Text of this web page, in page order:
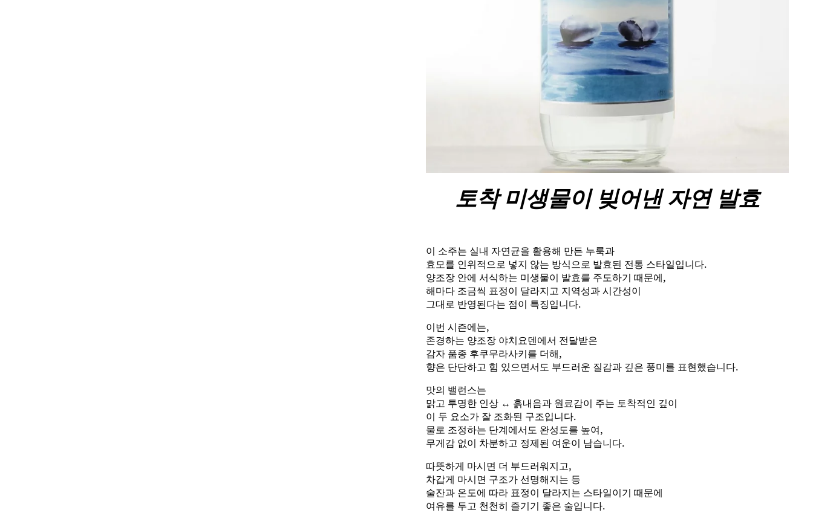
토착 미생물이 빚어낸 자연 발효
이 소주는 실내 자연균을 활용해 만든 누룩과
효모를 인위적으로 넣지 않는 방식으로 발효된 전통 스타일입니다.
양조장 안에 서식하는 미생물이 발효를 주도하기 때문에,
해마다 조금씩 표정이 달라지고 지역성과 시간성이
그대로 반영된다는 점이 특징입니다.
이번 시즌에는,
존경하는 양조장 야치요덴에서 전달받은
감자 품종 후쿠무라사키를 더해,
향은 단단하고 힘 있으면서도 부드러운 질감과 깊은 풍미를 표현했습니다.
맛의 밸런스는
맑고 투명한 인상 ↔ 흙내음과 원료감이 주는 토착적인 깊이
이 두 요소가 잘 조화된 구조입니다.
물로 조정하는 단계에서도 완성도를 높여,
무게감 없이 차분하고 정제된 여운이 남습니다.
따뜻하게 마시면 더 부드러워지고,
차갑게 마시면 구조가 선명해지는 등
술잔과 온도에 따라 표정이 달라지는 스타일이기 때문에
여유를 두고 천천히 즐기기 좋은 술입니다.